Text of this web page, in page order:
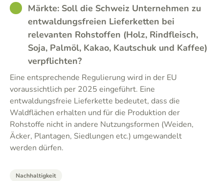
GOODMärkte: Soll die Schweiz Unternehmen zu
entwaldungsfreien Lieferketten bei
relevanten Rohstoffen (Holz, Rindfleisch,
Soja, Palmöl, Kakao, Kautschuk und Kaffee)
verpflichten?
Eine entsprechende Regulierung wird in der EU
voraussichtlich per 2025 eingeführt. Eine
entwaldungsfreie Lieferkette bedeutet, dass die
Waldflächen erhalten und für die Produktion der
Rohstoffe nicht in andere Nutzungsformen (Weiden,
Äcker, Plantagen, Siedlungen etc.) umgewandelt
werden dürfen.
Nachhaltigkeit